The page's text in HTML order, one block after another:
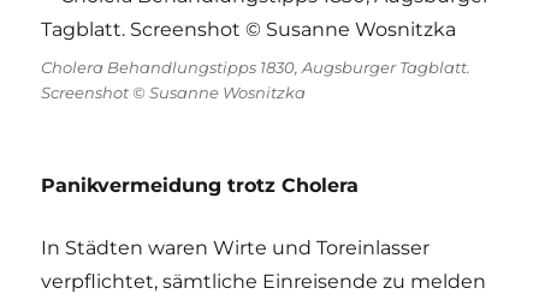
Cholera Behandlungstipps 1830, Augsburger Tagblatt.
Screenshot © Susanne Wosnitzka
Panikvermeidung trotz Cholera
In Städten waren Wirte und Toreinlasser
verpflichtet, sämtliche Einreisende zu melden